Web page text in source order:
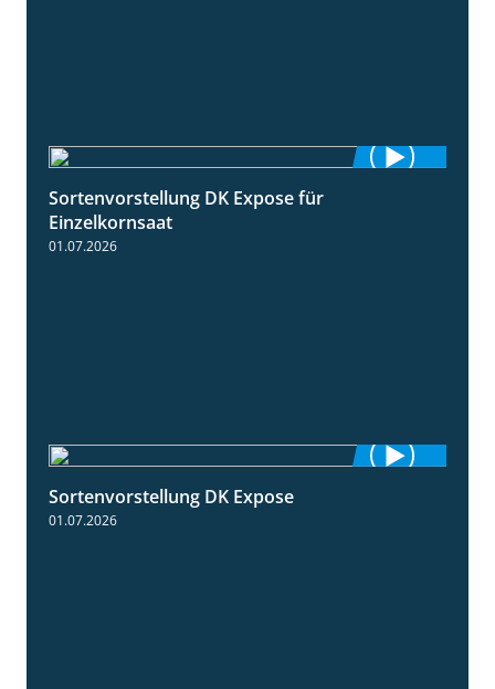
Sortenvorstellung DK Expose für
Einzelkornsaat
01.07.2026
Sortenvorstellung DK Expose
01.07.2026